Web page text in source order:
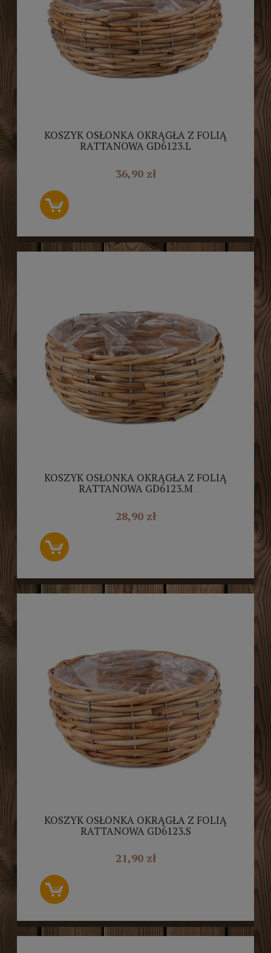
KOSZYK OSŁONKA OKRĄGŁA Z FOLIĄ
RATTANOWA GD6123.L
36,90 zł
KOSZYK OSŁONKA OKRĄGŁA Z FOLIĄ
RATTANOWA GD6123.M
28,90 zł
KOSZYK OSŁONKA OKRĄGŁA Z FOLIĄ
RATTANOWA GD6123.S
21,90 zł